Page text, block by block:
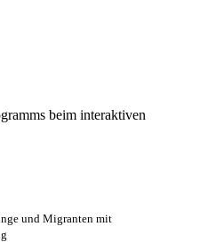
und Migranten mit